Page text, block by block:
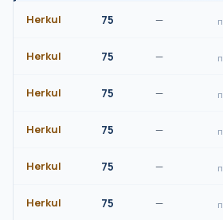
Herkul 75 —
Herkul 75 —
Herkul 75 —
Herkul 75 —
Herkul 75 —
Herkul 75 —